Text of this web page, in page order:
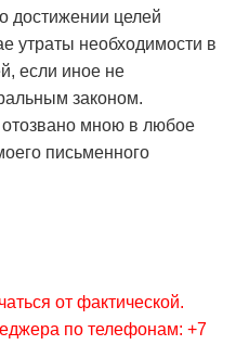
достижении целей
утраты необходимости в
если иное не
законом.
мною в любое
письменного
от фактической.
по телефонам: +7